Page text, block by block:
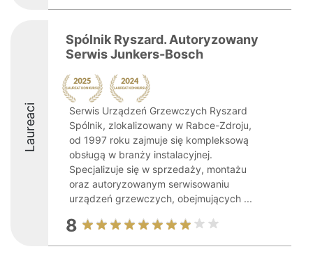
Laureaci
Spólnik Ryszard. Autoryzowany
Serwis Junkers-Bosch
Serwis Urządzeń Grzewczych Ryszard
Spólnik, zlokalizowany w Rabce-Zdroju,
od 1997 roku zajmuje się kompleksową
obsługą w branży instalacyjnej.
Specjalizuje się w sprzedaży, montażu
oraz autoryzowanym serwisowaniu
urządzeń grzewczych, obejmujących ...
8